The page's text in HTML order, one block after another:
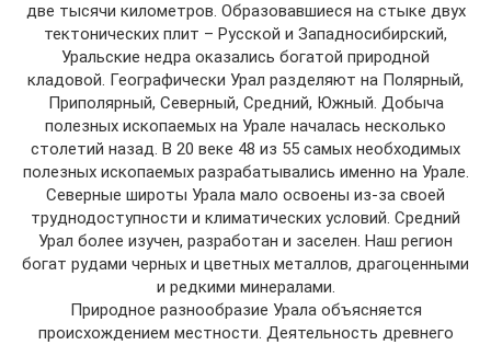
две тысячи километров. Образовавшиеся на стыке двух
тектонических плит – Русской и Западносибирский,
Уральские недра оказались богатой природной
кладовой. Географически Урал разделяют на Полярный,
Приполярный, Северный, Средний, Южный. Добыча
полезных ископаемых на Урале началась несколько
столетий назад. В 20 веке 48 из 55 самых необходимых
полезных ископаемых разрабатывались именно на Урале.
Северные широты Урала мало освоены из-за своей
труднодоступности и климатических условий. Средний
Урал более изучен, разработан и заселен. Наш регион
богат рудами черных и цветных металлов, драгоценными
и редкими минералами.
Природное разнообразие Урала объясняется
происхождением местности. Деятельность древнего